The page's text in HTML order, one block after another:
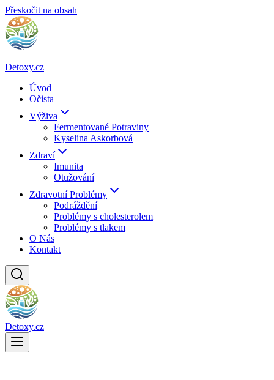
Přeskočit na obsah
Detoxy.cz
Úvod
Očista
Výživa
Fermentované Potraviny
Kyselina Askorbová
Zdraví
Imunita
Otužování
Zdravotní Problémy
Podráždění
Problémy s cholesterolem
Problémy s tlakem
O Nás
Kontakt
Detoxy.cz